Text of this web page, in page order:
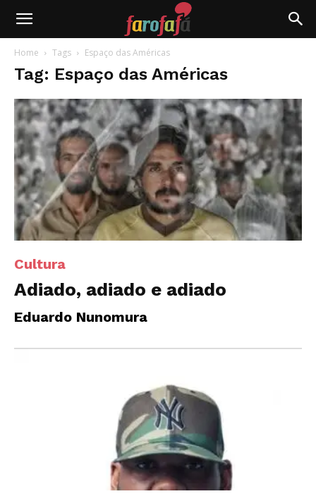
Farofafá
Home Tags Espaço das Américas
Tag: Espaço das Américas
Cultura
Adiado, adiado e adiado
Eduardo Nunomura